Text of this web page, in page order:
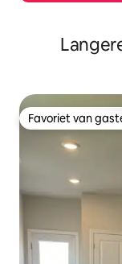
Favoriet van
Favoriet van